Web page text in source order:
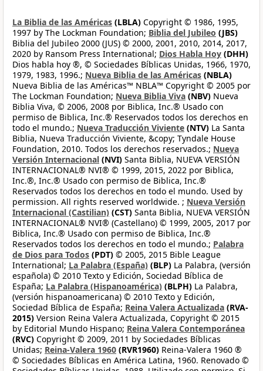
La Biblia de las Américas (LBLA) Copyright © 1986, 1995,
1997 by The Lockman Foundation; Biblia del Jubileo (JBS)
Biblia del Jubileo 2000 (JUS) © 2000, 2001, 2010, 2014, 2017,
2020 by Ransom Press International; Dios Habla Hoy (DHH)
Dios habla hoy ®, © Sociedades Bíblicas Unidas, 1966, 1970,
1979, 1983, 1996.; Nueva Biblia de las Américas (NBLA)
Nueva Biblia de las Américas™ NBLA™ Copyright © 2005 por
The Lockman Foundation; Nueva Biblia Viva (NBV) Nueva
Biblia Viva, © 2006, 2008 por Biblica, Inc.® Usado con
permiso de Biblica, Inc.® Reservados todos los derechos en
todo el mundo.; Nueva Traducción Viviente (NTV) La Santa
Biblia, Nueva Traducción Viviente, &copy; Tyndale House
Foundation, 2010. Todos los derechos reservados.; Nueva
Versión Internacional (NVI) Santa Biblia, NUEVA VERSIÓN
INTERNACIONAL® NVI® © 1999, 2015, 2022 por Biblica,
Inc.®, Inc.® Usado con permiso de Biblica, Inc.®
Reservados todos los derechos en todo el mundo. Used by
permission. All rights reserved worldwide. ; Nueva Versión
Internacional (Castilian) (CST) Santa Biblia, NUEVA VERSIÓN
INTERNACIONAL® NVI® (Castellano) © 1999, 2005, 2017 por
Biblica, Inc.® Usado con permiso de Biblica, Inc.®
Reservados todos los derechos en todo el mundo.; Palabra
de Dios para Todos (PDT) © 2005, 2015 Bible League
International; La Palabra (España) (BLP) La Palabra, (versión
española) © 2010 Texto y Edición, Sociedad Bíblica de
España; La Palabra (Hispanoamérica) (BLPH) La Palabra,
(versión hispanoamericana) © 2010 Texto y Edición,
Sociedad Bíblica de España; Reina Valera Actualizada (RVA-
2015) Version Reina Valera Actualizada, Copyright © 2015
by Editorial Mundo Hispano; Reina Valera Contemporánea
(RVC) Copyright © 2009, 2011 by Sociedades Bíblicas
Unidas; Reina-Valera 1960 (RVR1960) Reina-Valera 1960 ®
© Sociedades Bíblicas en América Latina, 1960. Renovado ©